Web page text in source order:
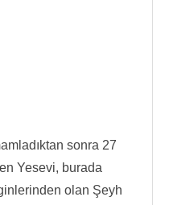
sonra 27
Yesevi, burada
olan Şeyh